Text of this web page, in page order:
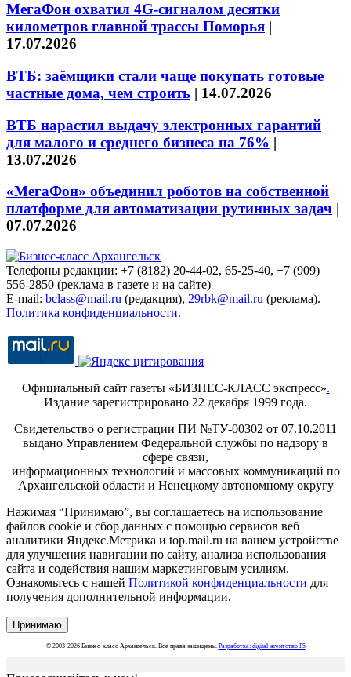
МегаФон охватил 4G-сигналом десятки
километров главной трассы Поморья |
17.07.2026
ВТБ: заёмщики стали чаще покупать готовые
частные дома, чем строить | 14.07.2026
ВТБ нарастил выдачу электронных гарантий
для малого и среднего бизнеса на 76% |
13.07.2026
«МегаФон» объединил роботов на собственной
платформе для автоматизации рутинных задач |
07.07.2026
Телефоны редакции: +7 (8182) 20-44-02, 65-25-40, +7 (909)
556-2850 (реклама в газете и на сайте)
E-mail: bclass@mail.ru (редакция), 29rbk@mail.ru (реклама).
Политика конфиденциальности.
Официальный сайт газеты «БИЗНЕС-КЛАСС экспресс».
Издание зарегистрировано 22 декабря 1999 года.
Свидетельство о регистрации ПИ №ТУ-00302 от 07.10.2011
выдано Управлением Федеральной службы по надзору в
сфере связи,
информационных технологий и массовых коммуникаций по
Архангельской области и Ненецкому автономному округу
Нажимая “Принимаю”, вы соглашаетесь на использование
файлов cookie и сбор данных с помощью сервисов веб
аналитики Яндекс.Метрика и top.mail.ru на вашем устройстве
для улучшения навигации по сайту, анализа использования
сайта и содействия нашим маркетинговым усилиям.
Ознакомьтесь с нашей Политикой конфиденциальности для
получения дополнительной информации.
Принимаю
© 2003-2026 Бизнес-класс Архангельск. Все права защищены. Разработка: digital-агентство F5